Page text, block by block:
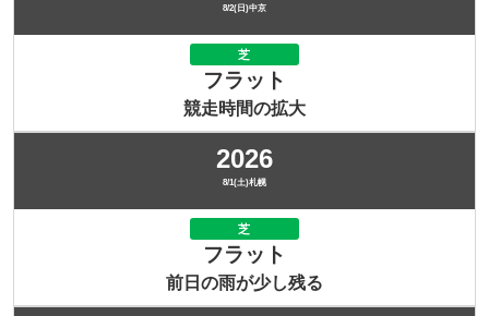
8/2(日)中京
芝
フラット
競走時間の拡大
2026
8/1(土)札幌
芝
フラット
前日の雨が少し残る